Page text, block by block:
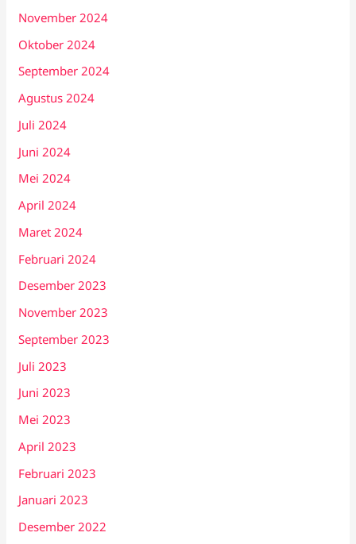
November 2024
Oktober 2024
September 2024
Agustus 2024
Juli 2024
Juni 2024
Mei 2024
April 2024
Maret 2024
Februari 2024
Desember 2023
November 2023
September 2023
Juli 2023
Juni 2023
Mei 2023
April 2023
Februari 2023
Januari 2023
Desember 2022